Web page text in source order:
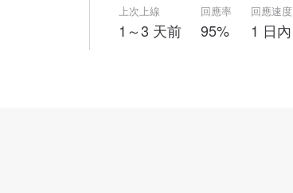
上次上線
1～3 天前
回應率
95%
回應速度
1 日內